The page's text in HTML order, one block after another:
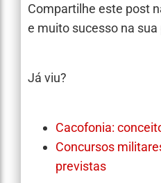
Compartilhe este post
e muito sucesso na
Já viu?
Cacofonia:
Concursos
previstas